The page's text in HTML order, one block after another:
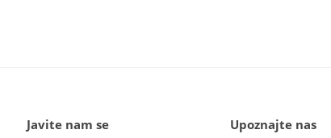
Javite nam se
Upoznajte nas